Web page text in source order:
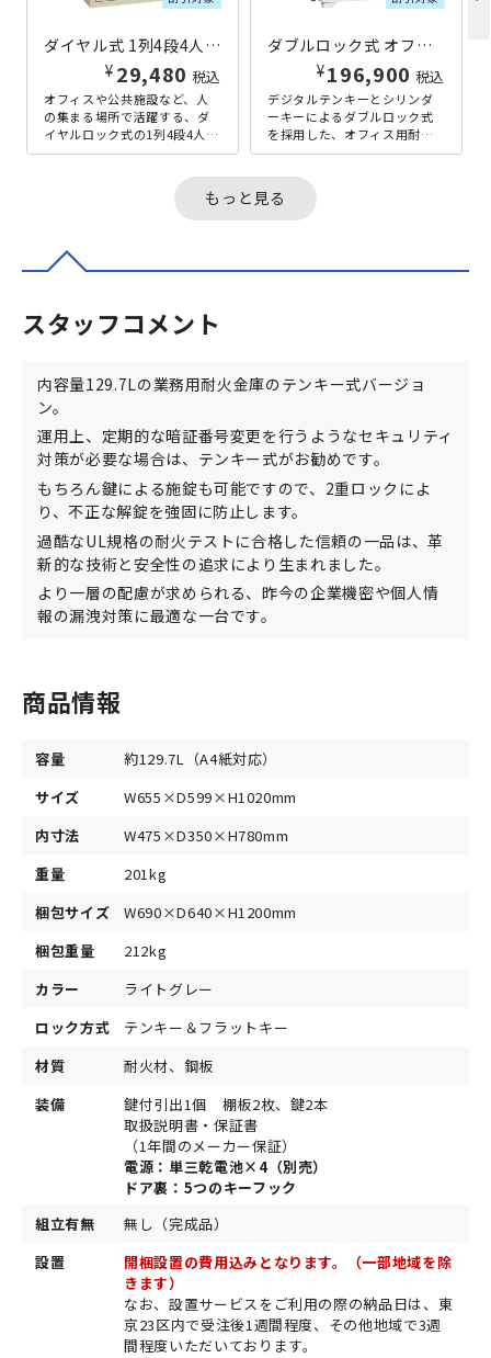
ダイヤル式 1列4段4人用貴重品ロッカー W416.2×D320×H485 アイボリー
¥ 29,480 税込
オフィスや公共施設など、人
の集まる場所で活躍する、ダ
イヤルロック式の1列4段4人用
貴重品ロッカーです。お財
ダブルロック式 オフィス用耐火金庫 129L W655×D600×H1020 ホワイト
¥196,900 税込
デジタルテンキーとシリンダ
ーキーによるダブルロック式
を採用した、オフィス用耐火
金庫の容量129Lタイプです。
態であ...
もっと見る
スタッフコメント
内容量129.7Lの業務用耐火金庫のテンキー式バージョ
ン。
運用上、定期的な暗証番号変更を行うようなセキュリティ
対策が必要な場合は、テンキー式がお勧めです。
もちろん鍵による施錠も可能ですので、2重ロックによ
り、不正な解錠を強固に防止します。
過酷なUL規格の耐火テストに合格した信頼の一品は、革
新的な技術と安全性の追求により生まれました。
より一層の配慮が求められる、昨今の企業機密や個人情
報の漏洩対策に最適な一台です。
商品情報
容量
約129.7L（A4紙対応）
サイズ
W655×D599×H1020mm
内寸法
W475×D350×H780mm
重量
201kg
梱包サイズ
W690×D640×H1200mm
梱包重量
212kg
カラー
ライトグレー
ロック方式
テンキー＆フラットキー
材質
耐火材、鋼板
装備
鍵付引出1個 棚板2枚、鍵2本
取扱説明書・保証書
（1年間のメーカー保証）
電源：単三乾電池×4（別売）
ドア裏：5つのキーフック
組立有無
無し（完成品）
設置
開梱設置の費用込みとなります。（一部地域を除
きます）
なお、設置サービスをご利用の際の納品日は、東
京23区内で受注後1週間程度、その他地域で3週
間程度いただいております。